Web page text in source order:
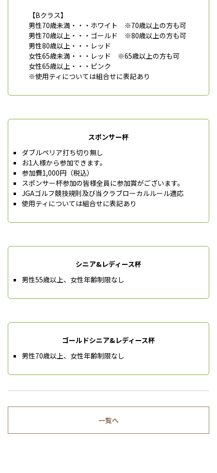
【Bクラス】
男性70歳未満・・・ホワイト ※70歳以上の方も可
男性70歳以上・・・ゴールド ※80歳以上の方も可
男性80歳以上・・・レッド
女性65歳未満・・・レッド ※65歳以上の方も可
女性65歳以上・・・ピンク
※使用ティについては組合せに表記あり
スポンサー杯
ダブルペリア打ち切り無し
お1人様から参加できます。
参加費1,000円（税込）
スポンサー杯参加の皆様全員に参加賞がございます。
JGAゴルフ競技規則及び当クラブローカルルール適応
使用ティについては組合せに表記あり
シニア&レディース杯
男性55歳以上、女性年齢制限なし
ゴールドシニア&レディース杯
男性70歳以上、女性年齢制限なし
一覧へ